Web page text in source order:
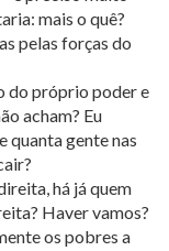
mais o quê?
pelas forças do
do próprio poder e
acham? Eu
quanta gente nas
há já quem
Haver vamos?
os pobres a